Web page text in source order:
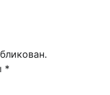
*